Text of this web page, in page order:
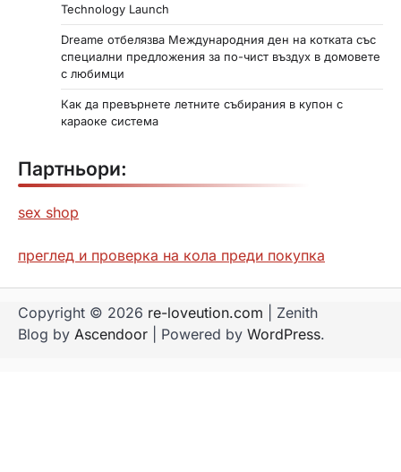
Technology Launch
Dreame отбелязва Международния ден на котката със
специални предложения за по-чист въздух в домовете
с любимци
Как да превърнете летните събирания в купон с
караоке система
Партньори:
sex shop
преглед и проверка на кола преди покупка
Copyright © 2026 re-loveution.com | Zenith
Blog by Ascendoor | Powered by WordPress.